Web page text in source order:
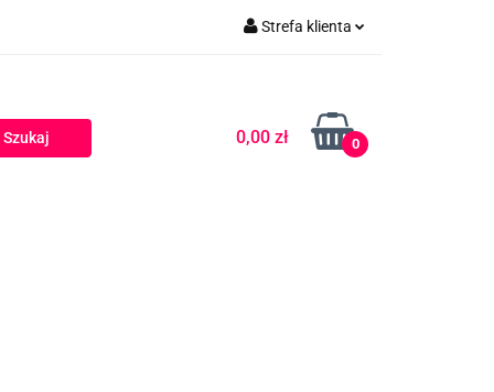
Strefa klienta
Zarejestruj się
Dodaj zgłoszenie
0,00 zł 0